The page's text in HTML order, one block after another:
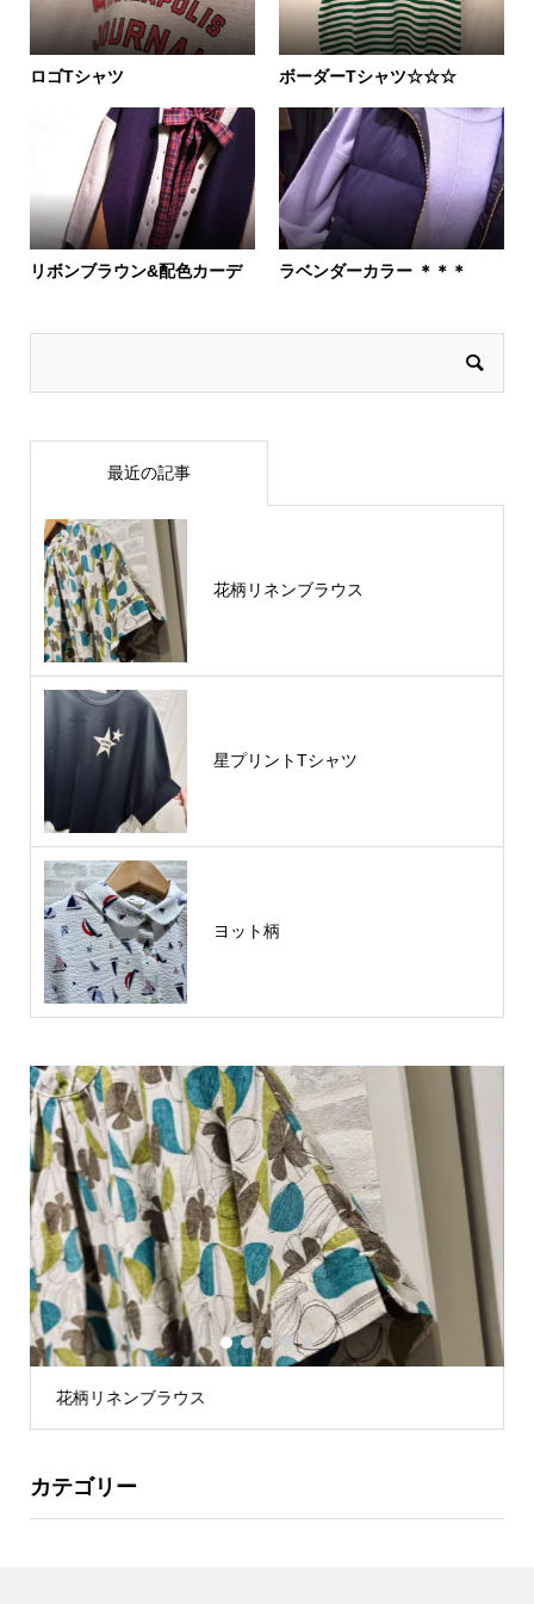
ロゴTシャツ ボーダーTシャツ☆☆☆
リボンブラウン&配色カーデ ラベンダーカラー ＊＊＊
最近の記事
花柄リネンブラウス
星プリントTシャツ
ヨット柄
花柄リネンブラウス
1 2 3 5
カテゴリー